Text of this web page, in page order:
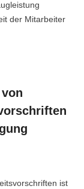
der Mitarbeiter
ist